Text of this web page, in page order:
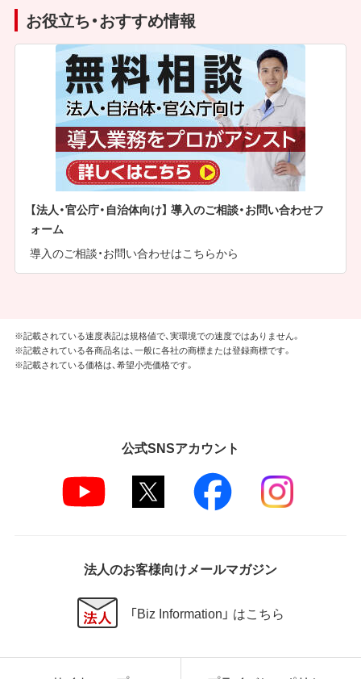
お役立ち・おすすめ情報
【法人・官公庁・自治体向け】 導入のご相談・お問い合わせフ
ォーム
導入のご相談・お問い合わせはこちらから
※記載されている速度表記は規格値で、実環境での速度ではありません。
※記載されている各商品名は、一般に各社の商標または登録商標です。
※記載されている価格は、希望小売価格です。
公式SNSアカウント
法人のお客様向けメールマガジン
「Biz Information」 はこちら